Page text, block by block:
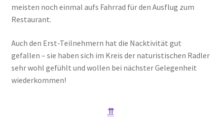
meisten noch einmal aufs Fahrrad für den Ausflug zum
Restaurant.
Auch den Erst-Teilnehmern hat die Nacktivität gut
gefallen – sie haben sich im Kreis der naturistischen Radler
sehr wohl gefühlt und wollen bei nächster Gelegenheit
wiederkommen!
⇈